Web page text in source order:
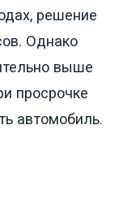
решение
Однако
выше
просрочке
автомобиль.